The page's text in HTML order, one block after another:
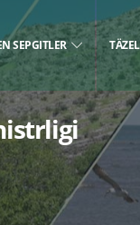
SEPGITLER